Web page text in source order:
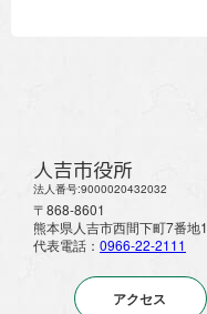
人吉市役所
法人番号:9000020432032
〒868-8601
熊本県人吉市西間下町7番地1
代表電話： 0966-22-2111
アクセス